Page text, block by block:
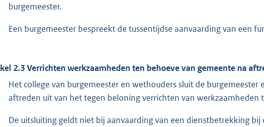
burgemeester.
Een burgemeester bespreekt de tussentijdse aanvaarding van een
2.3 Verrichten werkzaamheden ten behoeve van gemeente na
Het college van burgemeester en wethouders sluit de burgemeester
aftreden uit van het tegen beloning verrichten van werkzaamheden
De uitsluiting geldt niet bij aanvaarding van een dienstbetrekking